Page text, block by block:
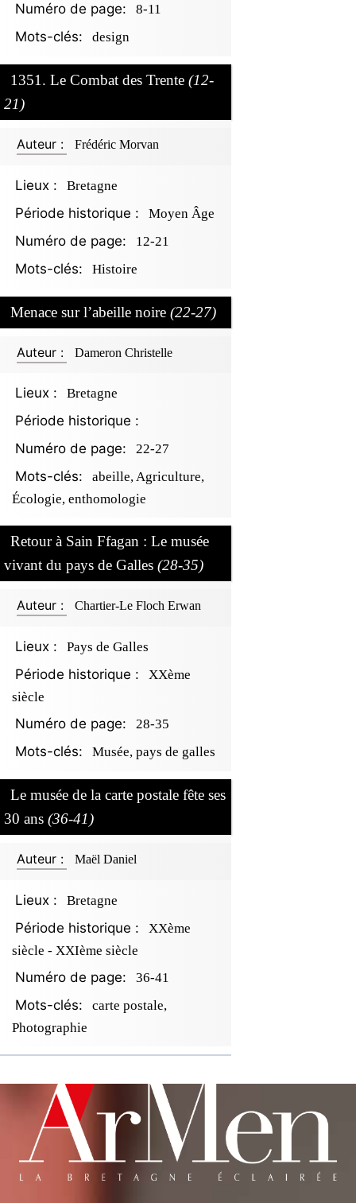
Numéro de page:
8-11
Mots-clés: design
1351. Le Combat des Trente (12-
21)
Auteur : Frédéric Morvan
Lieux : Bretagne
Période historique : Moyen Âge
Numéro de page: 12-21
Mots-clés: Histoire
Menace sur l’abeille noire (22-27)
Auteur : Dameron Christelle
Lieux : Bretagne
Période historique :
Numéro de page:
22-27
Mots-clés:
abeille, Agriculture,
Écologie, enthomologie
Retour à Sain Ffagan : Le musée
vivant du pays de Galles (28-35)
Auteur : Chartier-Le Floch Erwan
Lieux : Pays de Galles
Période historique :
XXème
siècle
Numéro de page: 28-35
Mots-clés: Musée, pays de galles
Le musée de la carte postale fête ses
30 ans (36-41)
Auteur : Maël Daniel
Lieux : Bretagne
Période historique :
XXème
siècle - XXIème siècle
Numéro de page: 36-41
Mots-clés:
carte postale,
Photographie